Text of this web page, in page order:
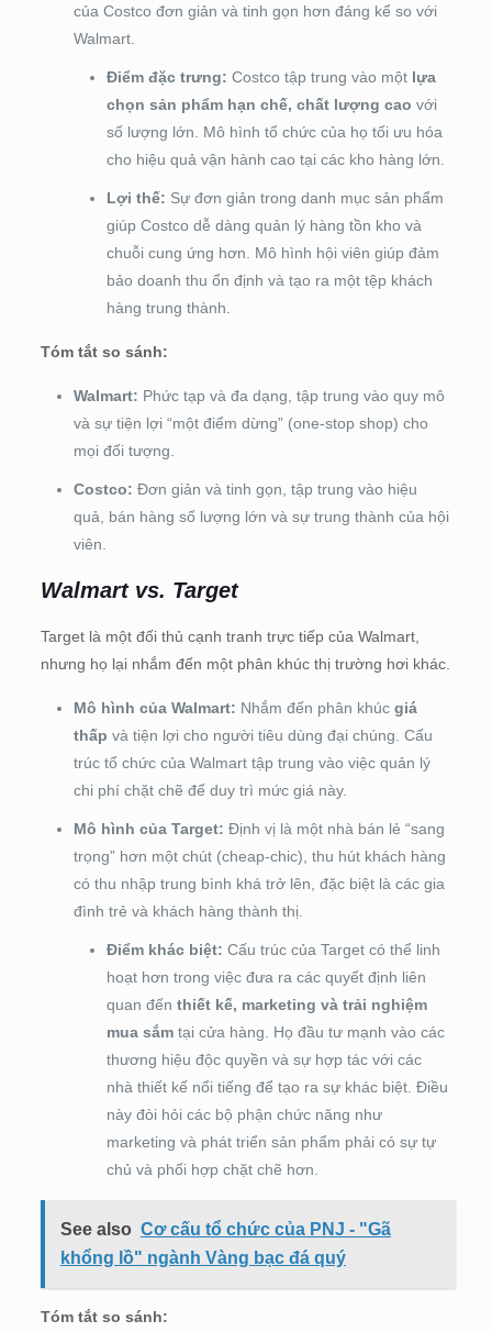
của Costco đơn giản và tinh gọn hơn đáng kể so với
Walmart.
Điểm đặc trưng: Costco tập trung vào một lựa
chọn sản phẩm hạn chế, chất lượng cao với
số lượng lớn. Mô hình tổ chức của họ tối ưu hóa
cho hiệu quả vận hành cao tại các kho hàng lớn.
Lợi thế: Sự đơn giản trong danh mục sản phẩm
giúp Costco dễ dàng quản lý hàng tồn kho và
chuỗi cung ứng hơn. Mô hình hội viên giúp đảm
bảo doanh thu ổn định và tạo ra một tệp khách
hàng trung thành.
Tóm tắt so sánh:
Walmart: Phức tạp và đa dạng, tập trung vào quy mô
và sự tiện lợi “một điểm dừng” (one-stop shop) cho
mọi đối tượng.
Costco: Đơn giản và tinh gọn, tập trung vào hiệu
quả, bán hàng số lượng lớn và sự trung thành của hội
viên.
Walmart vs. Target
Target là một đối thủ cạnh tranh trực tiếp của Walmart,
nhưng họ lại nhắm đến một phân khúc thị trường hơi khác.
Mô hình của Walmart: Nhắm đến phân khúc giá
thấp và tiện lợi cho người tiêu dùng đại chúng. Cấu
trúc tổ chức của Walmart tập trung vào việc quản lý
chi phí chặt chẽ để duy trì mức giá này.
Mô hình của Target: Định vị là một nhà bán lẻ “sang
trọng” hơn một chút (cheap-chic), thu hút khách hàng
có thu nhập trung bình khá trở lên, đặc biệt là các gia
đình trẻ và khách hàng thành thị.
Điểm khác biệt: Cấu trúc của Target có thể linh
hoạt hơn trong việc đưa ra các quyết định liên
quan đến thiết kế, marketing và trải nghiệm
mua sắmtại cửa hàng. Họ đầu tư mạnh vào các
thương hiệu độc quyền và sự hợp tác với các
nhà thiết kế nổi tiếng để tạo ra sự khác biệt. Điều
này đòi hỏi các bộ phận chức năng như
marketing và phát triển sản phẩm phải có sự tự
chủ và phối hợp chặt chẽ hơn.
See also Cơ cấu tổ chức của PNJ - "Gã
khổng lồ" ngành Vàng bạc đá quý
Tóm tắt so sánh: